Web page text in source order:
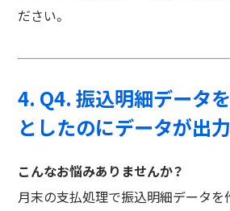
ださい。
4. Q4. 振込明細データ
としたのにデータが出
こんなお悩みありませんか？
月末の支払処理で振込明細データを